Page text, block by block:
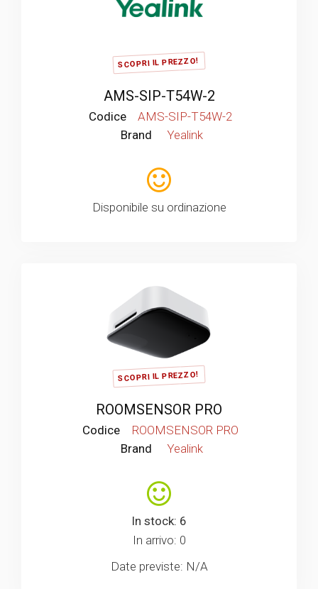
SCOPRI IL PREZZO!
AMS-SIP-T54W-2
Codice
AMS-SIP-T54W-2
Brand
Yealink
Disponibile su ordinazione
SCOPRI IL PREZZO!
ROOMSENSOR PRO
Codice
ROOMSENSOR PRO
Brand
Yealink
In stock: 6
In arrivo: 0
Date previste: N/A